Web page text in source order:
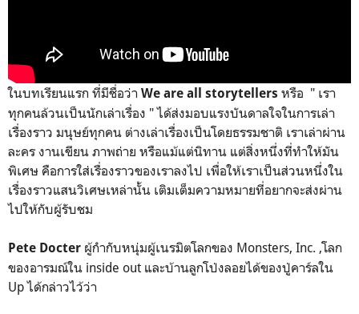
ในบทเรียนแรก ที่มีชื่อว่า We are all storytellers หรือ " เรา
ทุกคนล้วนเป็นนักเล่าเรื่อง " ได้ส่งมอบแรงบันดาลใจในการเล่า
เรื่องราว มนุษย์ทุกคน ต่างเล่าเรื่องเป็นโดยธรรมชาติ เราเล่าผ่าน
ละคร งานเขียน ภาพถ่าย หรือแม้แต่นิทาน แต่สิ่งหนึ่งที่ทำให้มัน
พิเศษ คือการใส่เรื่องราวของเราลงไป เพื่อให้เราเป็นส่วนหนึ่งใน
เรื่องราวแสนวิเศษเหล่านั้น เติมเต็มความหมายที่อยากจะส่งผ่าน
ไปให้กับผู้รับชม
Pete Docter ผู้กำกับหนุ่มผู้เนรมิตโลกของ Monsters, Inc. ,โลก
ของอารมณ์ใน inside out และบ้านลูกโป่งลอยได้ของปู่คาร์ลใน
Up ได้กล่าวไว้ว่า